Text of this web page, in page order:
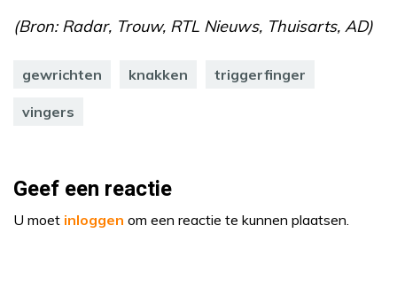
(Bron: Radar, Trouw, RTL Nieuws, Thuisarts, AD)
gewrichten knakken triggerfinger
vingers
Geef een reactie
U moet inloggen om een reactie te kunnen plaatsen.